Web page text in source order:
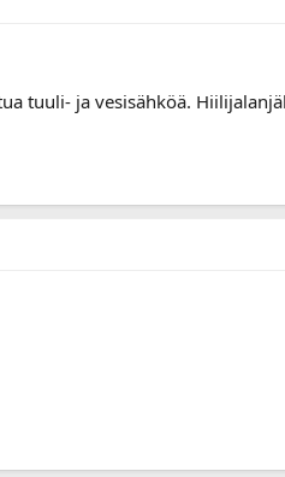
tuuli- ja vesisähköä.